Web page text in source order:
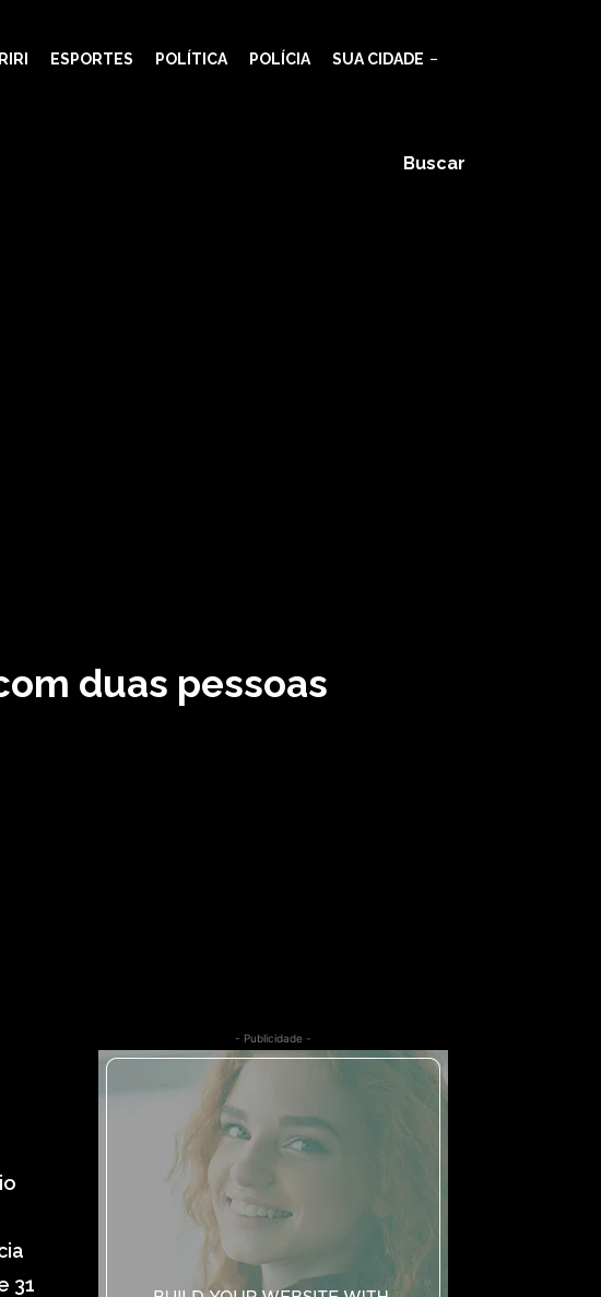
ESPORTES POLÍTICA POLÍCIA SUA CIDADE
Buscar
duas pessoas
31
- Publicidade -